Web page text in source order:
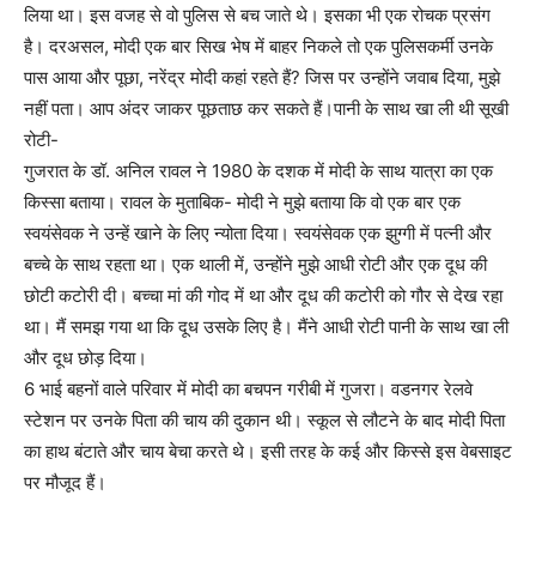
लिया था। इस वजह से वो पुलिस से बच जाते थे। इसका भी एक रोचक प्रसंग
है। दरअसल, मोदी एक बार सिख भेष में बाहर निकले तो एक पुलिसकर्मी उनके
पास आया और पूछा, नरेंद्र मोदी कहां रहते हैं? जिस पर उन्होंने जवाब दिया, मुझे
नहीं पता। आप अंदर जाकर पूछताछ कर सकते हैं।पानी के साथ खा ली थी सूखी
रोटी-
गुजरात के डॉ. अनिल रावल ने 1980 के दशक में मोदी के साथ यात्रा का एक
किस्सा बताया। रावल के मुताबिक- मोदी ने मुझे बताया कि वो एक बार एक
स्वयंसेवक ने उन्हें खाने के लिए न्योता दिया। स्वयंसेवक एक झुग्गी में पत्नी और
बच्चे के साथ रहता था। एक थाली में, उन्होंने मुझे आधी रोटी और एक दूध की
छोटी कटोरी दी। बच्चा मां की गोद में था और दूध की कटोरी को गौर से देख रहा
था। मैं समझ गया था कि दूध उसके लिए है। मैंने आधी रोटी पानी के साथ खा ली
और दूध छोड़ दिया।
6 भाई बहनों वाले परिवार में मोदी का बचपन गरीबी में गुजरा। वडनगर रेलवे
स्टेशन पर उनके पिता की चाय की दुकान थी। स्कूल से लौटने के बाद मोदी पिता
का हाथ बंटाते और चाय बेचा करते थे। इसी तरह के कई और किस्से इस वेबसाइट
पर मौजूद हैं।